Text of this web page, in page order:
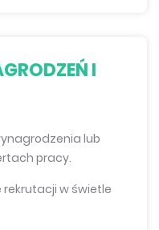
I
lub
pracy.
w świetle